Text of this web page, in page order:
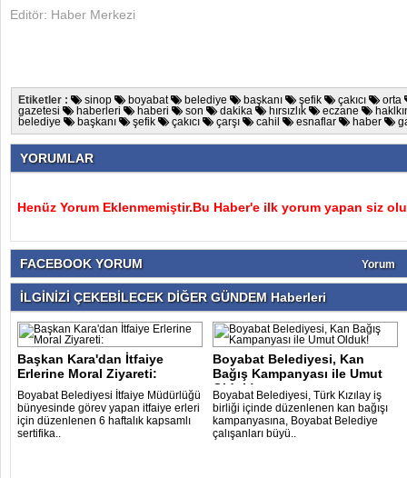
Editör: Haber Merkezi
Etiketler : sinop boyabat belediye başkanı şefik çakıcı
orta
gazetesi
haberleri haberi son dakika hırsızlık eczane
belediye
başkanı şefik çakıcı çarşı cahil esnaflar haber
YORUMLAR
Henüz Yorum Eklenmemiştir.Bu Haber'e ilk yorum yapan siz
FACEBOOK YORUM Yorum
İLGİNİZİ ÇEKEBİLECEK DİĞER GÜNDEM Haberleri
Başkan Kara'dan İtfaiye
Erlerine Moral Ziyareti:
Boyabat Belediyesi İtfaiye Müdürlüğü
bünyesinde görev yapan itfaiye erleri
için düzenlenen 6 haftalık kapsamlı
sertifika..
Boyabat Belediyesi, Kan
Bağış Kampanyası ile Umut
Olduk!
Boyabat Belediyesi, Türk Kızılay iş
birliği içinde düzenlenen kan bağışı
kampanyasına, Boyabat Belediye
çalışanları büyü..